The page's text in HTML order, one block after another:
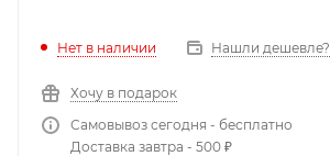
Нет в наличии Нашли дешевле?
Хочу в подарок
Самовывоз сегодня - бесплатно
Доставка завтра - 500 ₽